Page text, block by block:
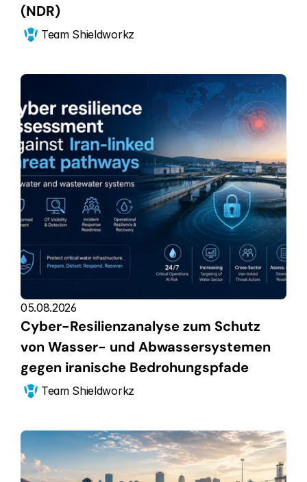
(NDR)
Team Shieldworkz
05.08.2026
Cyber-Resilienzanalyse zum Schutz
von Wasser- und Abwassersystemen
gegen iranische Bedrohungspfade
Team Shieldworkz